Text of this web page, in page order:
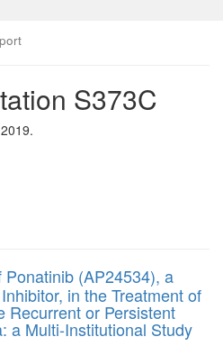
S373C
(AP24534), a
in the Treatment of
Recurrent or Persistent
a Multi-Institutional Study